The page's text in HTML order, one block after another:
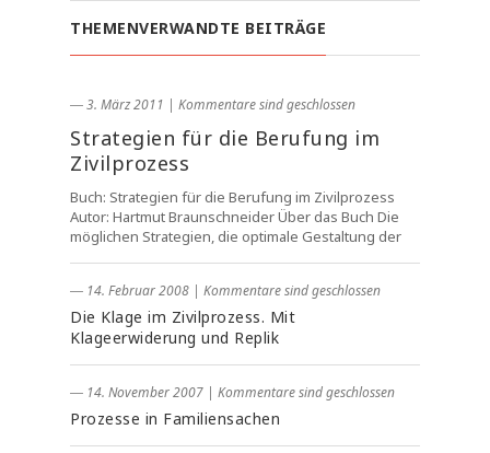
THEMENVERWANDTE BEITRÄGE
― 3. März 2011 | Kommentare sind geschlossen
Strategien für die Berufung im
Zivilprozess
Buch: Strategien für die Berufung im Zivilprozess
Autor: Hartmut Braunschneider Über das Buch Die
möglichen Strategien, die optimale Gestaltung der
― 14. Februar 2008 | Kommentare sind geschlossen
Die Klage im Zivilprozess. Mit
Klageerwiderung und Replik
― 14. November 2007 | Kommentare sind geschlossen
Prozesse in Familiensachen